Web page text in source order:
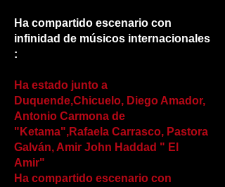
Ha compartido escenario con
infinidad de músicos internacionales
:
Ha estado junto a
Duquende,Chicuelo, Diego Amador,
Antonio Carmona de
"Ketama",Rafaela Carrasco, Pastora
Galván, Amir John Haddad " El
Amir"
Ha compartido escenario con